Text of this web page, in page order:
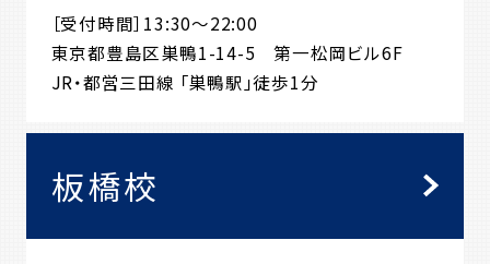
［受付時間］13:30～22:00
東京都豊島区巣鴨1-14-5 第一松岡ビル6F
JR・都営三田線 「巣鴨駅」徒歩1分
板橋校